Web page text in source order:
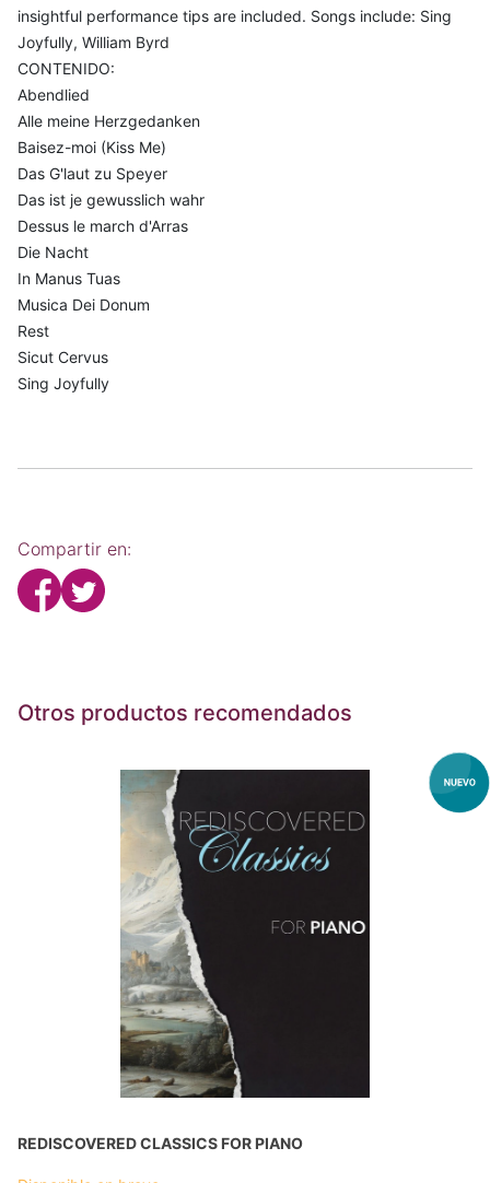
insightful performance tips are included. Songs include: Sing
Joyfully, William Byrd
CONTENIDO:
Abendlied
Alle meine Herzgedanken
Baisez-moi (Kiss Me)
Das G'laut zu Speyer
Das ist je gewusslich wahr
Dessus le march d'Arras
Die Nacht
In Manus Tuas
Musica Dei Donum
Rest
Sicut Cervus
Sing Joyfully
Compartir en:
Otros productos recomendados
REDISCOVERED CLASSICS FOR PIANO